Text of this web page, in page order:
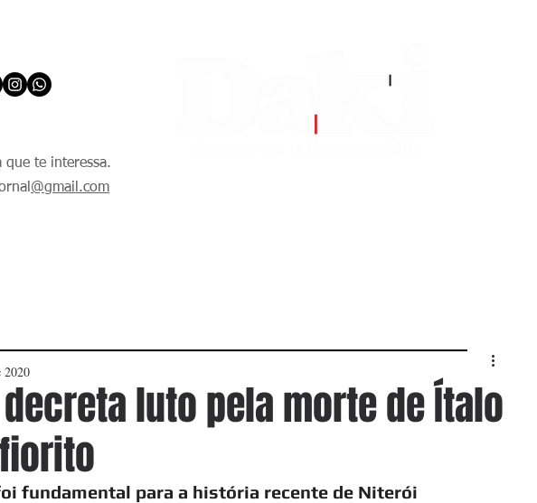
te interessa.
@gmail.com
luto pela morte de Ítalo
2020
fundamental para a história recente de Niterói